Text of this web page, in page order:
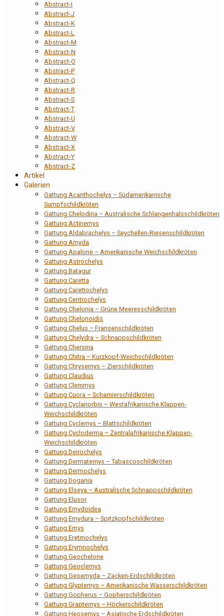
Abstract-I
Abstract-J
Abstract-K
Abstract-L
Abstract-M
Abstract-N
Abstract-O
Abstract-P
Abstract-Q
Abstract-R
Abstract-S
Abstract-T
Abstract-U
Abstract-V
Abstract-W
Abstract-X
Abstract-Y
Abstract-Z
Artikel
Galerien
Gattung Acanthochelys – Südamerikanische
Sumpfschildkröten
Gattung Chelodina – Australische Schlangenhalsschildkröten
Gattung Actinemys
Gattung Aldabrachelys – Seychellen-Riesenschildkröten
Gattung Amyda
Gattung Apalone – Amerikanische Weichschildkröten
Gattung Astrochelys
Gattung Batagur
Gattung Caretta
Gattung Carettochelys
Gattung Centrochelys
Gattung Chelonia – Grüne Meeresschildkröten
Gattung Chelonoidis
Gattung Chelus – Fransenschildkröten
Gattung Chelydra – Schnappschildkröten
Gattung Chersina
Gattung Chitra – Kurzkopf-Weichschildkröten
Gattung Chrysemys – Zierschildkröten
Gattung Claudius
Gattung Clemmys
Gattung Cuora – Scharnierschildkröten
Gattung Cyclanorbis – Westafrikanische Klappen-
Weichschildkröten
Gattung Cyclemys – Blattschildkröten
Gattung Cycloderma – Zentralafrikanische Klappen-
Weichschildkröten
Gattung Deirochelys
Gattung Dermatemys – Tabascoschildkröten
Gattung Dermochelys
Gattung Dogania
Gattung Elseya – Australische Schnappschildkröten
Gattung Elusor
Gattung Emydoidea
Gattung Emydura – Spitzkopfschildkröten
Gattung Emys
Gattung Eretmochelys
Gattung Erymnochelys
Gattung Geochelone
Gattung Geoclemys
Gattung Geoemyda – Zacken-Erdschildkröten
Gattung Glyptemys – Amerikanische Wasserschildkröten
Gattung Gopherus – Gopherschildkröten
Gattung Graptemys – Höckerschildkröten
Gattung Heosemys – Asiatische Erdschildkröten